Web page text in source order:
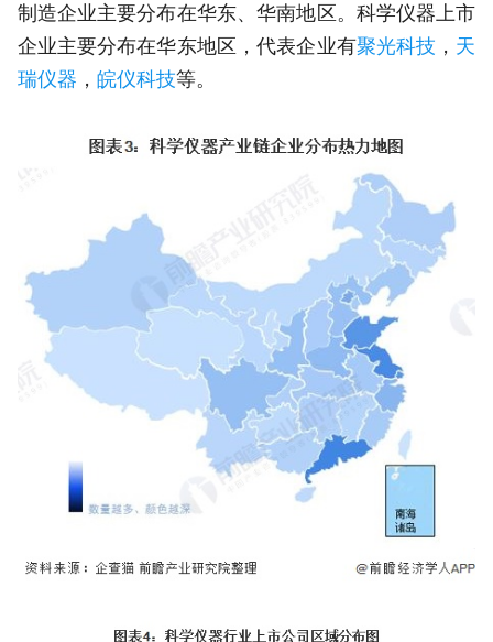
制造企业主要分布在华东、华南地区。科学仪器上市
企业主要分布在华东地区，代表企业有聚光科技 ， 天
瑞仪器 ， 皖仪科技等。